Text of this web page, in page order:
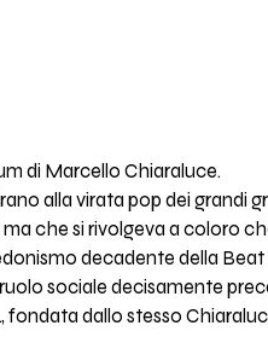
di Marcello Chiaraluce.
alla virata pop dei grandi
che si rivolgeva a coloro
decadente della
sociale decisamente
dallo stesso